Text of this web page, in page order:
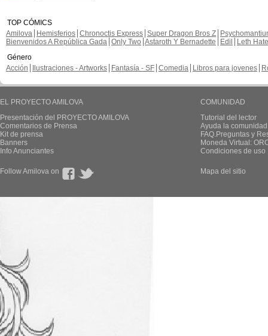
TOP CÓMICS
Amilova
Hemisferios Chronoctis Express Super Dragon Bros Z
Bienvenidos A República Gada Only Two Astaroth Y Bernadette Edil
Leth Hate
Género
Acción
Ilustraciones - Artworks Fantasía - SF Comedia Libros para jovenes
EL PROYECTO AMILOVA
Presentación del PROYECTO AMILOVA
Comentarios de Prensa
Kit de prensa
Banners
Info Anunciantes
COMUNIDAD
Tutorial del lector
Ayuda la
FAQ.Preguntas y
Moneda Virtual:
Condiciones de uso
Follow Amilova on Mapa del sitio